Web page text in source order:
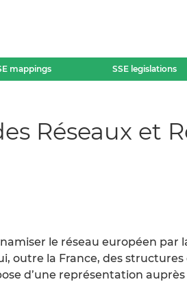
mappings SSE legislations
Réseaux et
le réseau européen par
outre la France, des structures
d’une représentation